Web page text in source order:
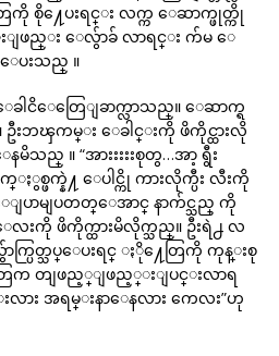
ကို စို႔ေပးရင္း လက္က ေဆာက္ဖုတ္ကို
ျဖည္း ေလွ်ာခ် လာရင္း က်မ ေ
ပးသည္ ။
ါငိေတြေျခာက္လာသည္။ ေဆာက္ရ
ဘၾကမ္း ေခါင္းကို ဖိကိုင္ထားလို
သည္ ။ “အားးးးးစုတွ…အာ့ ရွီး
႔လက္ႏွစ္ဖက္နဲ႔ ေပါင္ကို ကားလိုက္ပီး လီးကို
ျပာမျပတတ္ေအာင္ နာက်င္သည္ ကို
ကို ဖိကိုက္ထားမိလိုက္သည္။ ဦးရဲ႕ လ
ပြတ္သပ္ေပးရင္ ႏို႔ေတြကို ကုန္းစု
ြက တျဖည့္ျဖည့္းျပင္းလာရ
လား အရမ္းနာေနလား ကေလး”ဟု